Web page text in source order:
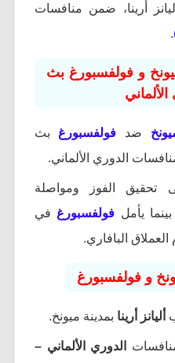
أرينا، ضمن منافسات
.
و فولفسبورغ بث
ضد فولفسبورغ بث
الدوري الألماني.
تحقيق الفوز ومواصلة
يأمل فولفسبورغ في
العملاق البافاري.
و فولفسبورغ
أليانز أرينا بمدينة ميونخ.
الدوري الألماني –